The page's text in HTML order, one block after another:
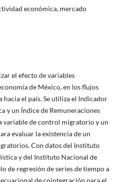
económica, mercado
el efecto de variables
de México, en los flujos
el país. Se utiliza el Indicador
y un Índice de Remuneraciones
variable de control migratorio y un
evaluar la existencia de un
Con datos del Instituto
y del Instituto Nacional de
de regresión de series de tiempo a